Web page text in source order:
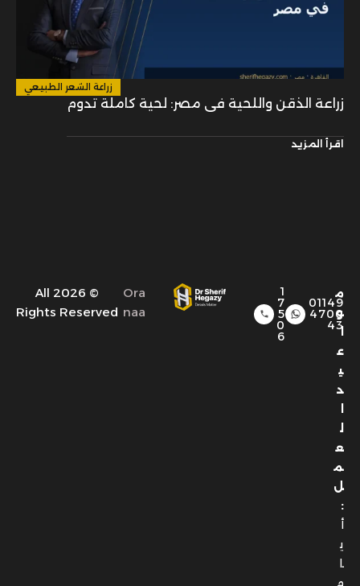
زراعة الشعر الطبيعي
زراعة الذقن واللحية في مصر: لحية كاملة تدوم
اقرأ المزيد
ع
ي
د
ا
ل
ع
م
ل
:
ي
ا
م
ا
ل
س